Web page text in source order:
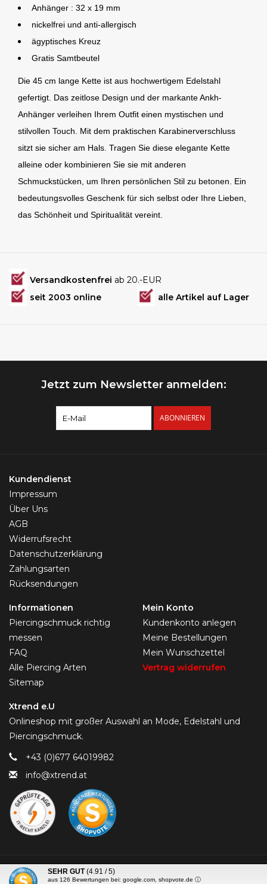
Anhänger : 32 x 19 mm
nickelfrei und anti-allergisch
ägyptisches Kreuz
Gratis Samtbeutel
Die 45 cm lange Kette ist aus hochwertigem Edelstahl
gefertigt. Das zeitlose Design und der markante Ankh-
Anhänger verleihen Ihrem Outfit einen mystischen und
stilvollen Touch. Mit dem praktischen Karabinerverschluss
sitzt sie sicher am Hals. Tragen Sie diese elegante Kette
alleine oder kombinieren Sie sie mit anderen
Schmuckstücken, um Ihren persönlichen Stil zu betonen. Ein
bedeutungsvolles Geschenk für sich selbst oder Ihre Lieben,
das Schönheit und Spiritualität vereint.
Versandkostenfrei ab 20.-EUR
seit 2003 online
alle Artikel auf Lager
Jetzt zum Newsletter anmelden:
ABONNIEREN
Kundendienst
Impressum
Über Uns
AGB
Widerrufsrecht
Datenschutzerklärung
Zahlungsarten
Rücksendungen
Informationen
Piercingschmuck richtig
messen
FAQ
Alle Piercing Arten
Sitemap
Mein Konto
Kundenkonto anlegen
Meine Bestellungen
Mein Wunschzettel
Vertrag widerrufen
Xtrend e.U
Onlineshop mit großer Auswahl an Mode, Edelstahl und
Piercingschmuck.
+43 (0)677 64019982
info@xtrend.at
© Copyright 2026 Piercing-Trend.com -
SEHR GUT (4.91 / 5)
aus 126 Bewertungen bei: google.com, shopvote.de ⓘ